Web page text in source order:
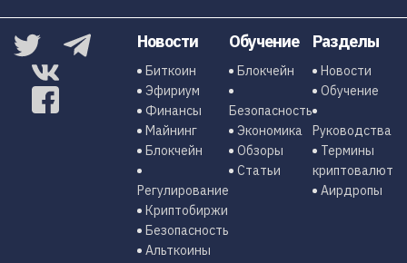
Новости
Биткоин
Эфириум
Финансы
Майнинг
Блокчейн
Регулирование
Криптобиржи
Безопасность
Альткоины
Обучение
Блокчейн
Безопасность
Экономика
Обзоры
Статьи
Разделы
Новости
Обучение
Руководства
Термины
криптовалют
Аирдропы